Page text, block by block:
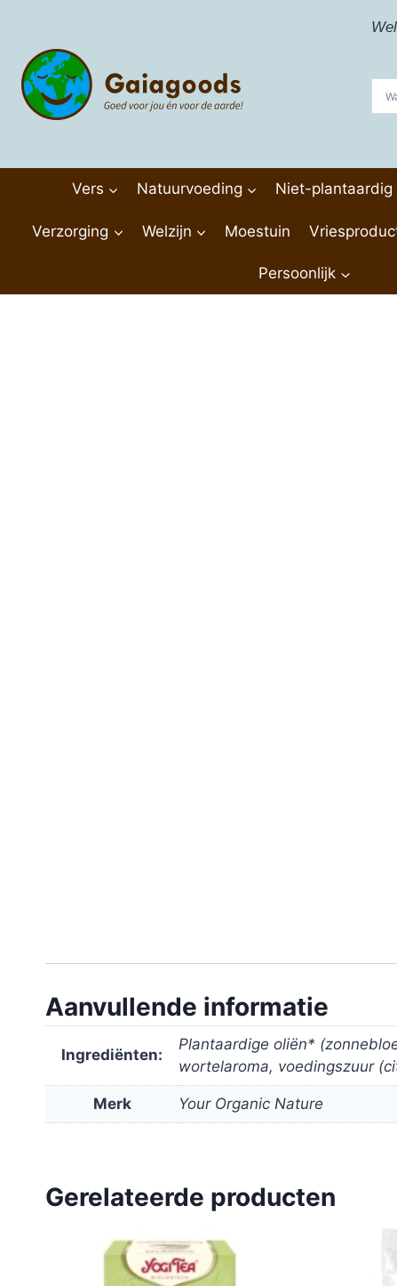
inhoud
Vers Natuurvoeding Niet-plantaardig
Verzorging Welzijn Moestuin
Persoonlijk
Aanvullende informatie
Ingrediënten:
Plantaardige oliën*
wortelaroma, voedingszuur
Merk Your Organic Nature
Gerelateerde producten